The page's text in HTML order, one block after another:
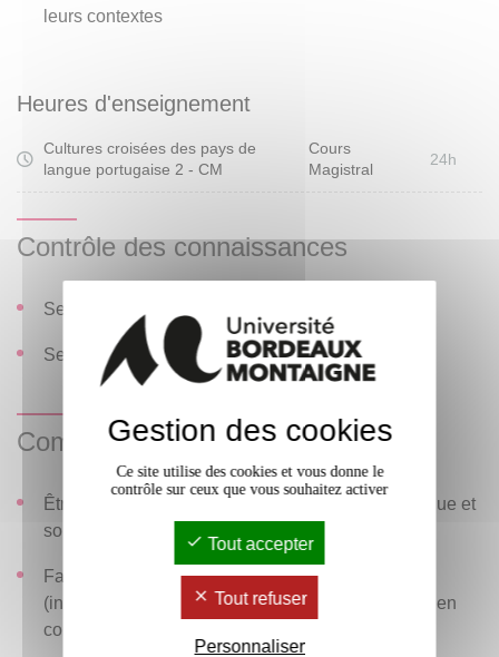
leurs contextes
Heures d'enseignement
Cultures croisées des pays de
langue portugaise 2 - CM
Cours
Magistral
24h
Contrôle des connaissances
Session 1 : contrôle continu
Session 2 et non-assidus : oral (20 minutes)
Compétences visées
Être capable d'analyser à l'écrit une œuvre artistique et
son contexte
Faire preuve de clarté pour développer oralement
(individuellement ou en groupe) un thème abordé en
cours
Gestion des cookies
Ce site utilise des cookies et vous donne le
contrôle sur ceux que vous souhaitez activer
Tout accepter
Tout refuser
Personnaliser